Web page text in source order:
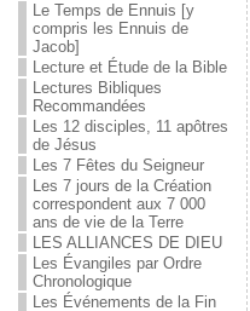
Le Temps de Ennuis [y
compris les Ennuis de
Jacob]
Lecture et Étude de la Bible
Lectures Bibliques
Recommandées
Les 12 disciples, 11 apôtres
de Jésus
Les 7 Fêtes du Seigneur
Les 7 jours de la Création
correspondent aux 7 000
ans de vie de la Terre
LES ALLIANCES DE DIEU
Les Évangiles par Ordre
Chronologique
Les Événements de la Fin